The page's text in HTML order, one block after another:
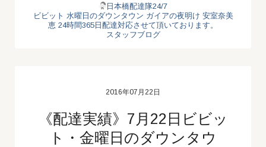
日本橋配達隊24/7
ビビット 水曜日のダウンタウン ガイアの夜明け 安室奈美
恵 24時間365日配達対応させて頂いております。
スタッフブログ
2016年07月22日
《配達実績》7月22日ビビッ
ト・金曜日のダウンタウ